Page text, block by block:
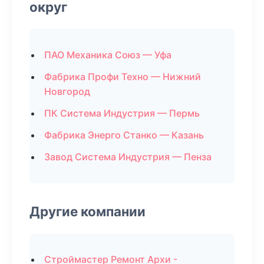
округ
ПАО Механика Союз — Уфа
Фабрика Профи Техно — Нижний
Новгород
ПК Система Индустрия — Пермь
Фабрика Энерго Станко — Казань
Завод Система Индустрия — Пенза
Другие компании
Строймастер Ремонт Архи -